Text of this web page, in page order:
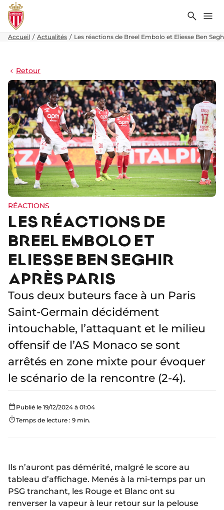
Accueil Actualités Les réactions de Breel Embolo et Eliesse Ben
Retour
RÉACTIONS
LES RÉACTIONS DE
BREEL EMBOLO ET
ELIESSE BEN SEGHIR
APRÈS PARIS
Tous deux buteurs face à un Paris
Saint-Germain décidément
intouchable, l’attaquant et le milieu
offensif de l’AS Monaco se sont
arrêtés en zone mixte pour évoquer
le scénario de la rencontre (2-4).
Publié le 19/12/2024 à 01:04
Temps de lecture : 9 min.
Ils n’auront pas démérité, malgré le score au
tableau d’affichage. Menés à la mi-temps par un
PSG tranchant, les Rouge et Blanc ont su
renverser la vapeur à leur retour sur la pelouse